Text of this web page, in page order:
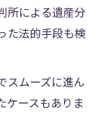
所による遺産分
た法的手段も検
スムーズに進ん
ケースもありま